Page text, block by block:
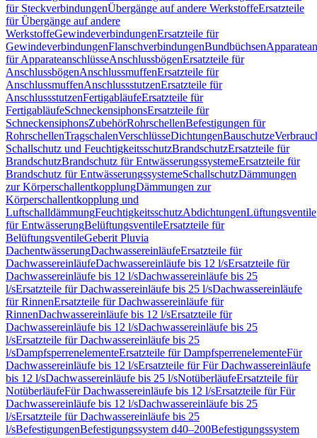
für SteckverbindungenÜbergänge auf andere WerkstoffeErsatzteile
für Übergänge auf andere
WerkstoffeGewindeverbindungenErsatzteile für
GewindeverbindungenFlanschverbindungenBundbüchsen
für ApparateanschlüsseAnschlussbögenErsatzteile für
AnschlussbögenAnschlussmuffenErsatzteile für
AnschlussmuffenAnschlussstutzenErsatzteile für
AnschlussstutzenFertigabläufeErsatzteile für
FertigabläufeSchneckensiphonsErsatzteile für
SchneckensiphonsZubehörRohrschellenBefestigungen für
RohrschellenTragschalenVerschlüsseDichtungenBauschutze
Schallschutz und FeuchtigkeitsschutzBrandschutzErsatzteile für
BrandschutzBrandschutz für EntwässerungssystemeErsatzteile für
Brandschutz für EntwässerungssystemeSchallschutzDämmungen
zur KörperschallentkopplungDämmungen zur
Körperschallentkopplung und
LuftschalldämmungFeuchtigkeitsschutzAbdichtungenLüftungsventile
für EntwässerungBelüftungsventileErsatzteile für
BelüftungsventileGeberit Pluvia
DachentwässerungDachwassereinläufeErsatzteile für
DachwassereinläufeDachwassereinläufe bis 12 l/sErsatzteile für
Dachwassereinläufe bis 12 l/sDachwassereinläufe bis 25
l/sErsatzteile für Dachwassereinläufe bis 25 l/sDachwassereinläufe
für RinnenErsatzteile für Dachwassereinläufe für
RinnenDachwassereinläufe bis 12 l/sErsatzteile für
Dachwassereinläufe bis 12 l/sDachwassereinläufe bis 25
l/sErsatzteile für Dachwassereinläufe bis 25
l/sDampfsperrenelementeErsatzteile für DampfsperrenelementeFür
Dachwassereinläufe bis 12 l/sErsatzteile für Für Dachwassereinläufe
bis 12 l/sDachwassereinläufe bis 25 l/sNotüberläufeErsatzteile für
NotüberläufeFür Dachwassereinläufe bis 12 l/sErsatzteile für Für
Dachwassereinläufe bis 12 l/sDachwassereinläufe bis 25
l/sErsatzteile für Dachwassereinläufe bis 25
l/sBefestigungenBefestigungssystem d40–200Befestigungssystem